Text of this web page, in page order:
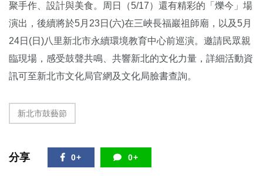
聚手作、設計與美食。周日（5/17）還有精彩的「爍今」場
演出，後續將於5月23日(六)在三峽長福巖祖師廟，以及5月
24日(日)八里新北市永續環境教育中心前巡演。邀請民眾親
臨現場，感受鼓聲共鳴、共響新北的文化力量，詳細活動資
訊可至新北市文化局官網及文化局臉書查詢。
新北市鼓藝節
分享 0+ 0+